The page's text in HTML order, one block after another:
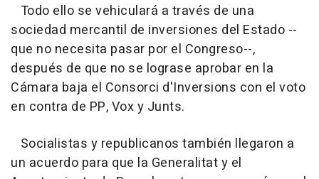
Todo ello se vehiculará a través de una
sociedad mercantil de inversiones del Estado --
que no necesita pasar por el Congreso--,
después de que no se lograse aprobar en la
Cámara baja el Consorci d'Inversions con el voto
en contra de PP, Vox y Junts.
Socialistas y republicanos también llegaron a
un acuerdo para que la Generalitat y el